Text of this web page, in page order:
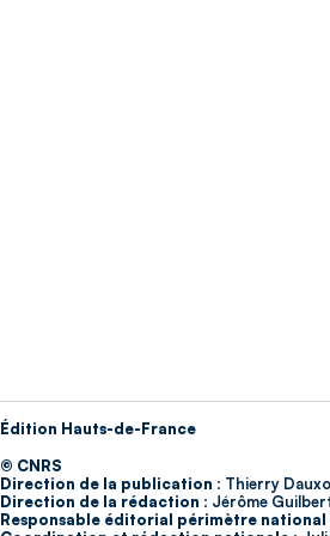
Édition Hauts-de-France
© CNRS
Direction de la publication : Thierry
Direction de la rédaction : Jérôme
Responsable éditorial périmètre national